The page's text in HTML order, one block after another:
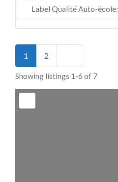
Label Qualité Auto-école:
Posts navigation
1 2
Showing listings 1-6 of 7